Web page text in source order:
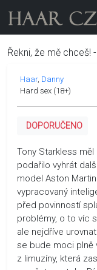
Řekni, že mě chceš!
Haar Danny
Hard sex (18+)
DOPORUČENO
Tony Starkless
podařilo vyhrát
model Aston
vypracovaný
před povinností
problémy, o to víc
ale nejdříve
se bude moci plně
z limuzíny, která